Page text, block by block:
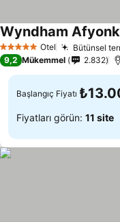
5 Yıldız Otel Bütünsel
Wyndham
9,2 Mükemmel 2.832
Başlangıç Fiyatı
Fiyatları görün: 11 site